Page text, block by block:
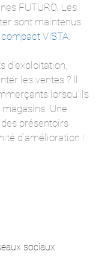
FUTURO. Les
sont maintenus
VISTA.
d'exploitation,
les ventes ? Il
lorsqu'ils
Une
présentoirs
d'amélioration !
sociaux